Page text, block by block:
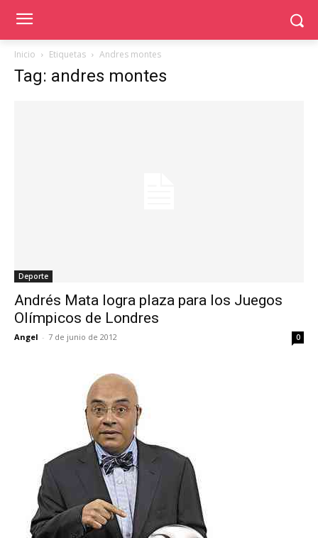
Inicio Etiquetas Andres montes
Tag: andres montes
Deporte
Andrés Mata logra plaza para los Juegos
Olímpicos de Londres
Angel - 7 de junio de 2012 0